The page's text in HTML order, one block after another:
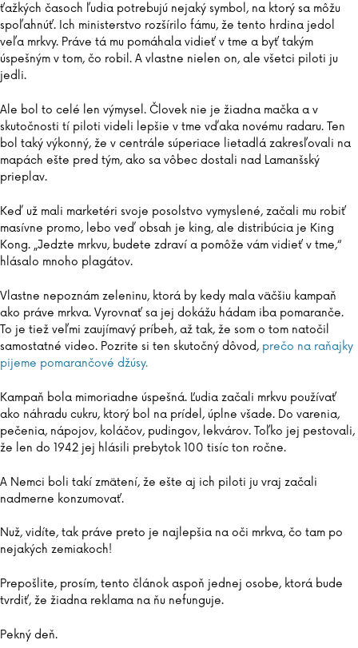
ťažkých časoch ľudia potrebujú nejaký symbol, na ktorý sa môžu
spoľahnúť. Ich ministerstvo rozšírilo fámu, že tento hrdina jedol
veľa mrkvy. Práve tá mu pomáhala vidieť v tme a byť takým
úspešným v tom, čo robil. A vlastne nielen on, ale všetci piloti ju
jedli.
Ale bol to celé len výmysel. Človek nie je žiadna mačka a v
skutočnosti tí piloti videli lepšie v tme vďaka novému radaru. Ten
bol taký výkonný, že v centrále súperiace lietadlá zakresľovali na
mapách ešte pred tým, ako sa vôbec dostali nad Lamanšský
prieplav.
Keď už mali marketéri svoje posolstvo vymyslené, začali mu robiť
masívne promo, lebo veď obsah je king, ale distribúcia je King
Kong. „Jedzte mrkvu, budete zdraví a pomôže vám vidieť v tme,“
hlásalo mnoho plagátov.
Vlastne nepoznám zeleninu, ktorá by kedy mala väčšiu kampaň
ako práve mrkva. Vyrovnať sa jej dokážu hádam iba pomaranče.
To je tiež veľmi zaujímavý príbeh, až tak, že som o tom natočil
samostatné video. Pozrite si ten skutočný dôvod, prečo na raňajky
pijeme pomarančové džúsy.
Kampaň bola mimoriadne úspešná. Ľudia začali mrkvu používať
ako náhradu cukru, ktorý bol na prídel, úplne všade. Do varenia,
pečenia, nápojov, koláčov, pudingov, lekvárov. Toľko jej pestovali,
že len do 1942 jej hlásili prebytok 100 tisíc ton ročne.
A Nemci boli takí zmätení, že ešte aj ich piloti ju vraj začali
nadmerne konzumovať.
Nuž, vidíte, tak práve preto je najlepšia na oči mrkva, čo tam po
nejakých zemiakoch!
Prepošlite, prosím, tento článok aspoň jednej osobe, ktorá bude
tvrdiť, že žiadna reklama na ňu nefunguje.
Pekný deň.